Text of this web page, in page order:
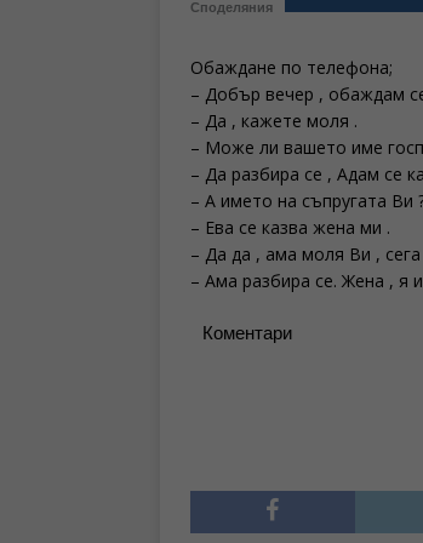
Споделяния
Обаждане по телефона;
– Добър вечер , обаждам
– Да , кажете моля .
– Може ли вашето име
– Да разбира се , Адам се
– А името на съпругата Ви
– Ева се казва жена ми .
– Да да , ама моля Ви ,
– Ама разбира се. Жена , я
Коментари